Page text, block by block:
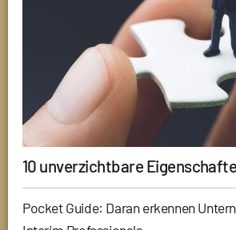
10 unverzichtbare
Pocket Guide: Daran erkennen